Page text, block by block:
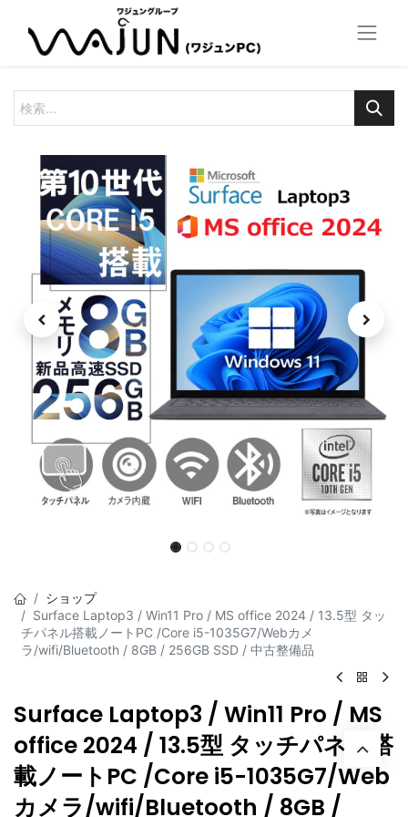
ショップ
Surface Laptop3 / Win11 Pro / MS office 2024 / 13.5型 タッ
チパネル搭載ノートPC /Core i5-1035G7/Webカメ
ラ/wifi/Bluetooth / 8GB / 256GB SSD / 中古整備品
Surface Laptop3 / Win11 Pro / MS
office 2024 / 13.5型 タッチパネル搭
載ノートPC /Core i5-1035G7/Web
カメラ/wifi/Bluetooth / 8GB /